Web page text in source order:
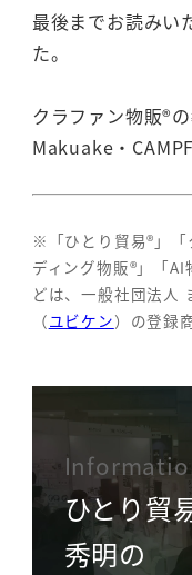
最後までお読みい
た。
クラファン物販®
Makuake・
※「ひとり貿易®」「
ディング物販®」「
どは、一般社団法人
（ユビケン）の登録
ひとり貿
秀明の